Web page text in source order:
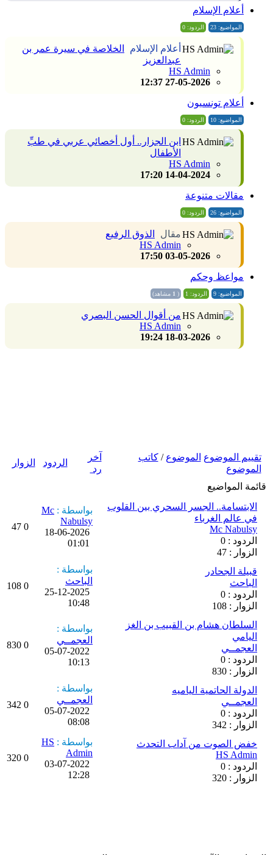
أعلام الإسلام
المواضيع: 23 الردود: 0
أعلام الإسلام
الخلاصة في سيرة عمر بن
عبدالعزيز
HS Admin
27-05-2026 12:37
أعلام تونسيون
المواضيع: 10 الردود: 0
ابن الجزار.. أول أخصائي عربي في طبِّ
الأطفال
HS Admin
14-04-2024 17:20
مقالات متنوعة
المواضيع: 26 الردود: 0
مقال
الذوق الرفيع
HS Admin
03-05-2026 17:50
مواعظ وحكم
المواضيع: 9 الردود: 1 ( مشاهد)
من أقوال الحسن البصري
HS Admin
18-03-2026 19:24
تقييم الموضوع الموضوع /كاتب
الموضوع
آخر
رد
الردود الزوار
قائمة المواضيع
الابتسامة.. الجسر السحري بين القلوب
في عالم الغرباء
Mc Nabulsy
الردود : 0
الزوار : 47
بواسطة : Mc
Nabulsy
18-06-2026
01:01
0
47
قبيلة الجحادر
الباحث
الردود : 0
الزوار : 108
بواسطة :
الباحث
25-12-2025
10:48
0
108
السلطان هشام بن القبيب بن الغز
اليامي
العجمــي
الردود : 0
الزوار : 830
بواسطة :
العجمــي
05-07-2022
10:13
0
830
الدولة الحاتمية الياميه
العجمــي
الردود : 0
الزوار : 342
بواسطة :
العجمــي
05-07-2022
08:08
0
342
خفض الصوت من آداب التحدث
HS Admin
الردود : 0
الزوار : 320
بواسطة : HS
Admin
03-07-2022
12:28
0
320